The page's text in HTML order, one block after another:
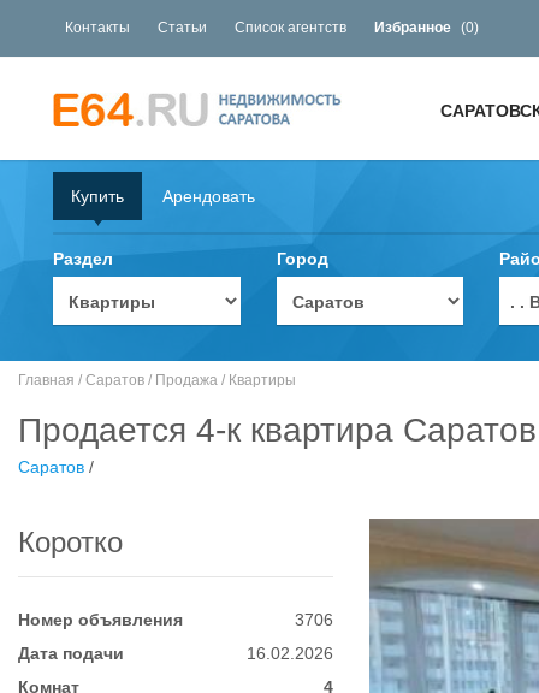
Контакты Статьи Список агентств Избранное (0)
Купить Арендовать
Раздел Город
. .
Главная / Саратов / Продажа / Квартиры
Продается 4-к квартира
Саратов /
Коротко
Номер объявления
3706
Дата подачи
16.02.2026
Комнат
4